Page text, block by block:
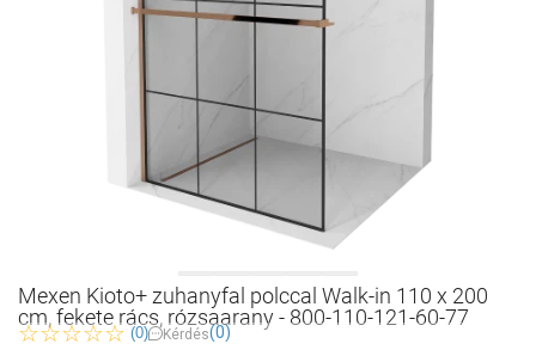
Mexen Kioto+ zuhanyfal polccal Walk-in 110 x 200
cm, fekete rács, rózsaarany - 800-110-121-60-77
(0) Kérdés(0)